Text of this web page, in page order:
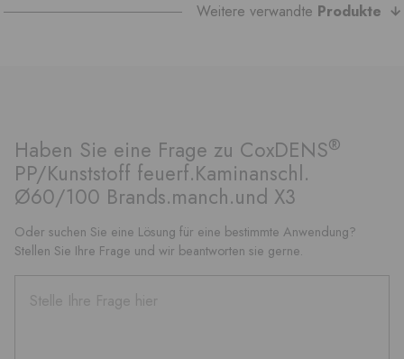
Weitere verwandte Produkte
Haben Sie eine Frage zu CoxDENS®
PP/Kunststoff feuerf.Kaminanschl.
Ø60/100 Brands.manch.und X3
Oder suchen Sie eine Lösung für eine bestimmte Anwendung?
Stellen Sie Ihre Frage und wir beantworten sie gerne.